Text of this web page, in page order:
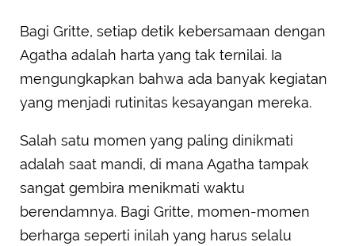
Bagi Gritte, setiap detik kebersamaan dengan
Agatha adalah harta yang tak ternilai. Ia
mengungkapkan bahwa ada banyak kegiatan
yang menjadi rutinitas kesayangan mereka.
Salah satu momen yang paling dinikmati
adalah saat mandi, di mana Agatha tampak
sangat gembira menikmati waktu
berendamnya. Bagi Gritte, momen-momen
berharga seperti inilah yang harus selalu